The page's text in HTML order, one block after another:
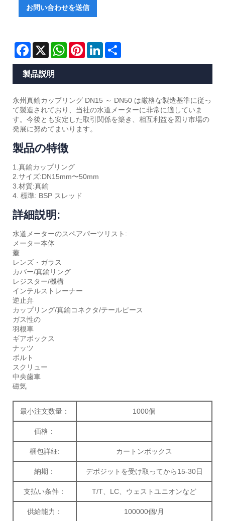
お問い合わせを送信
Facebook
X WhatsAppPinterestLinkedIn
製品説明
永州真鍮カップリング DN15 ～ DN50 は厳格な製造基準に従っ
て製造されており、当社の水道メーターに非常に適していま
す。今後とも安定した取引関係を築き、相互利益を図り市場の
発展に努めてまいります。
製品の特徴
1.真鍮カップリング
2.サイズ:DN15mm〜50mm
3.材質:真鍮
4. 標準: BSP スレッド
詳細説明:
水道メーターのスペアパーツリスト:
メーター本体
蓋
レンズ・ガラス
カバー/真鍮リング
レジスター/機構
インテルストレーナー
逆止弁
カップリング/真鍮コネクタ/テールピース
ガス性の
羽根車
ギアボックス
ナッツ
ボルト
スクリュー
中央歯車
磁気
最小注文数量： 1000個
価格：
梱包詳細: カートンボックス
納期： デポジットを受け取ってから15-30日
支払い条件： T/T、LC、ウェストユニオンなど
供給能力： 100000個/月